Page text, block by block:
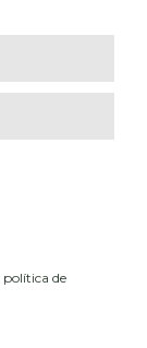
política de